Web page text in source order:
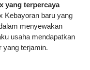
yang terpercaya
Kebayoran baru yang
menyewakan
usaha mendapatkan
yang terjamin.